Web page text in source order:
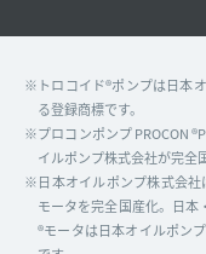
※トロコイド®ポンプは日本
る登録商標です。
※プロコンポンプ PROCON
イルポンプ株式会社が完全
※日本オイルポンプ株式会社
モータを完全国産化。日本
®モータは日本オイルポン